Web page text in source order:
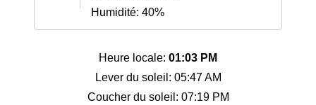
Humidité: 40%
Heure locale: 01:03 PM
Lever du soleil: 05:47 AM
Coucher du soleil: 07:19 PM